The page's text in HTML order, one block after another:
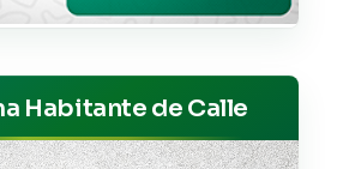
Habitante de Calle